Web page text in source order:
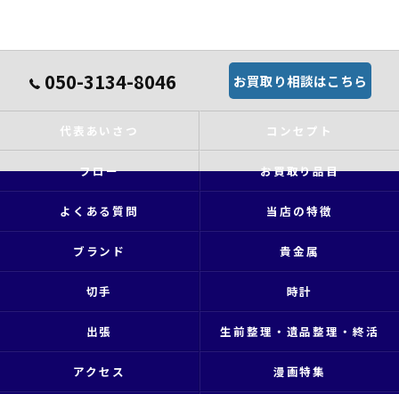
050-3134-8046 お買取り相談はこちら
代表あいさつ コンセプト
フロー お買取り品目
よくある質問 当店の特徴
ブランド 貴金属
切手 時計
出張 生前整理・遺品整理・終活
アクセス 漫画特集